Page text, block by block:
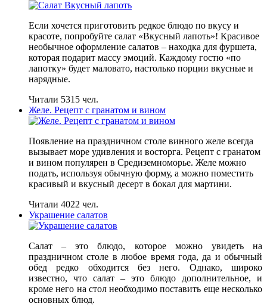
Если хочется приготовить редкое блюдо по вкусу и
красоте, попробуйте салат «Вкусный лапоть»! Красивое
необычное оформление салатов – находка для фуршета,
которая подарит массу эмоций. Каждому гостю «по
лапотку» будет маловато, настолько порции вкусные и
нарядные.
Читали 5315 чел.
Желе. Рецепт с гранатом и вином
Появление на праздничном столе винного желе всегда
вызывает море удивления и восторга. Рецепт с гранатом
и вином популярен в Средиземноморье. Желе можно
подать, используя обычную форму, а можно поместить
красивый и вкусный десерт в бокал для мартини.
Читали 4022 чел.
Украшение салатов
Салат – это блюдо, которое можно увидеть на
праздничном столе в любое время года, да и обычный
обед редко обходится без него. Однако, широко
известно, что салат – это блюдо дополнительное, и
кроме него на стол необходимо поставить еще несколько
основных блюд.